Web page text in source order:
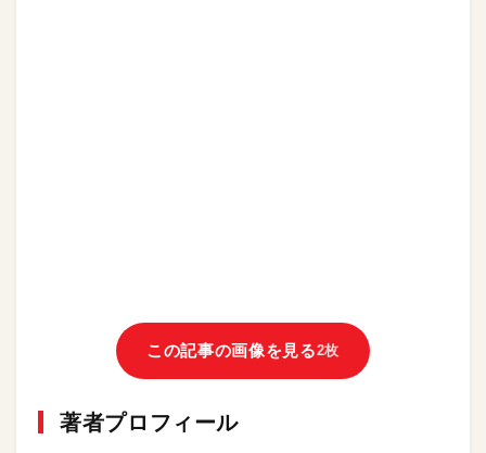
この記事の画像を見る2枚
著者プロフィール